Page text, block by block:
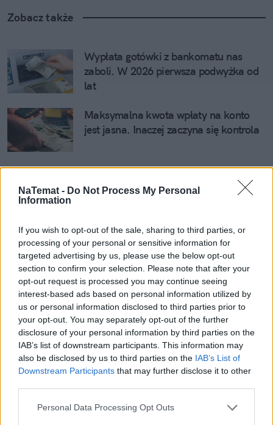
NaTemat - Do Not Process My Personal
Information
If you wish to opt-out of the sale, sharing to third parties, or
processing of your personal or sensitive information for
targeted advertising by us, please use the below opt-out
section to confirm your selection. Please note that after your
opt-out request is processed you may continue seeing
interest-based ads based on personal information utilized by
us or personal information disclosed to third parties prior to
your opt-out. You may separately opt-out of the further
disclosure of your personal information by third parties on the
IAB’s list of downstream participants. This information may
also be disclosed by us to third parties on the IAB’s List of
Downstream Participants that may further disclose it to other
Personal Data Processing Opt Outs
Zobacz także
Wypłata gotówki z bankomatu nas
zaboli. W 2026 pierwsza podwyżka od
lat
Maksymalna kwota wpłaty na konto
jest jasna. Inaczej zaczyna się kontrola
Nikt w Polsce nie ma większego długu
Oszust zmanipulował 27-latkę. Kobieta
straciła ponad 270 tys. zł
Jak się chronić przed kradzieżą z karty?
Łapcie kilka pomocnych wskazówek
Bank automatycznie powiadomi urząd.
Taka kwota jest granicą